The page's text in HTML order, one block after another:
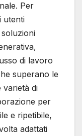
Per
utenti
di lavoro
superano le
varietà di
per
e ripetibile,
adattati